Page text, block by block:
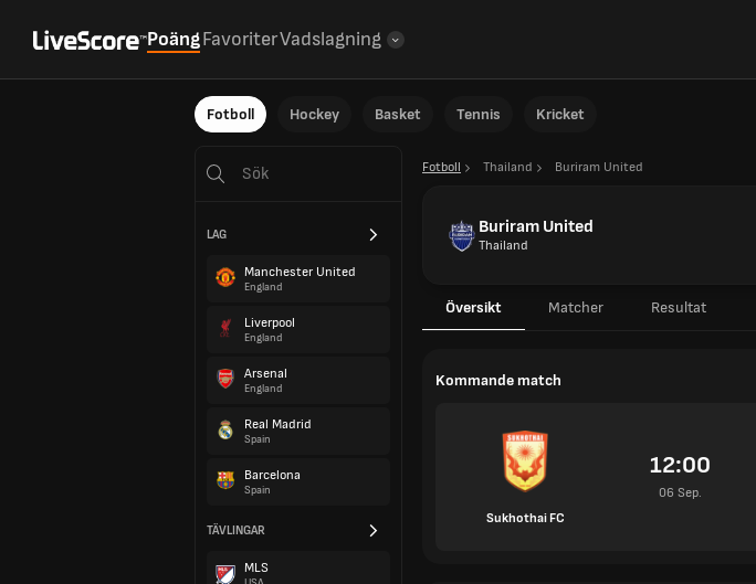
PoängFavoriterVadslagning
Fotboll Hockey Basket Tennis Kricket
LAG
Manchester United
England
Liverpool
England
Arsenal
England
Real Madrid
Spain
Barcelona
Spain
TÄVLINGAR
MLS
Fotboll Thailand Buriram United
Buriram United
Thailand
Översikt Matcher Resultat
Kommande match
Sukhothai FC
12:00
06 Sep.